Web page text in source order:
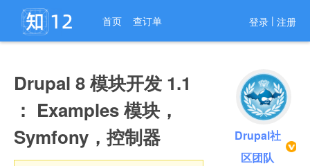
首页
查订单 登录 | 注册
Drupal 8 模块开发 1.1
： Examples 模块，
Symfony，控制器
Drupal社
区团队